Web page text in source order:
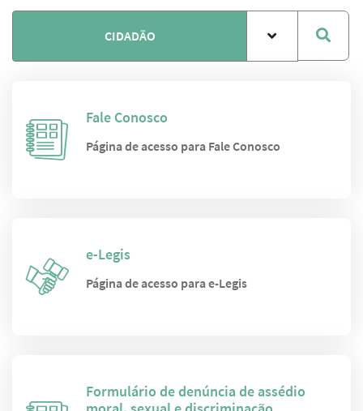
CIDADÃO
Fale Conosco
Página de acesso para Fale Conosco
e-Legis
Página de acesso para e-Legis
Formulário de denúncia de assédio